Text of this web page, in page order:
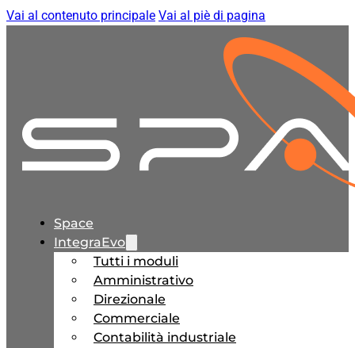
Vai al contenuto principale Vai al piè di pagina
Space
IntegraEvo
Tutti i moduli
Amministrativo
Direzionale
Commerciale
Contabilità industriale